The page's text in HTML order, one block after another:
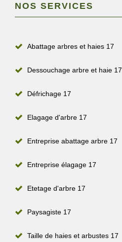
NOS SERVICES
Abattage arbres et haies 17
Dessouchage arbre et haie 17
Défrichage 17
Elagage d'arbre 17
Entreprise abattage arbre 17
Entreprise élagage 17
Etetage d'arbre 17
Paysagiste 17
Taille de haies et arbustes 17